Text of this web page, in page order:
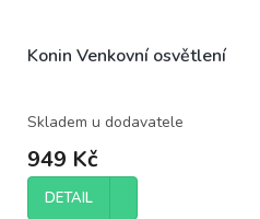
Konin Venkovní osvětlení
Skladem u dodavatele
949 Kč
DETAIL